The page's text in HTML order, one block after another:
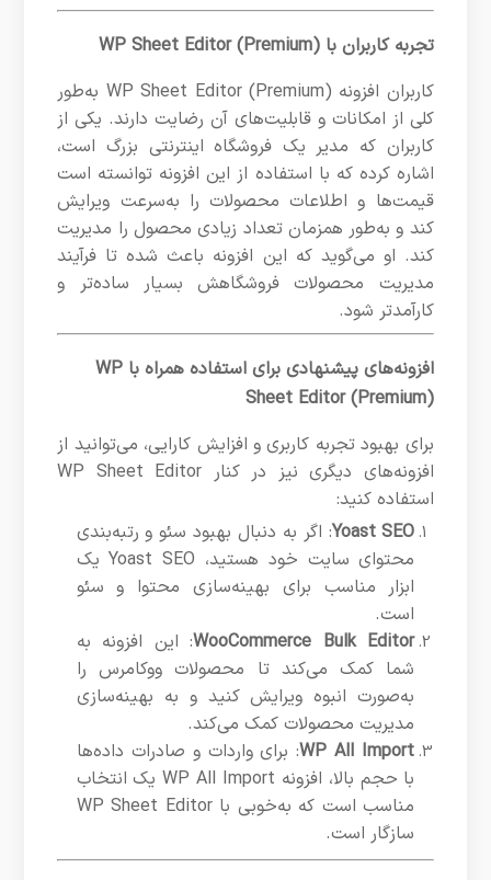
تجربه کاربران با WP Sheet Editor (Premium)
کاربران افزونه WP Sheet Editor (Premium) به‌طور
کلی از امکانات و قابلیت‌های آن رضایت دارند. یکی از
کاربران که مدیر یک فروشگاه اینترنتی بزرگ است،
اشاره کرده که با استفاده از این افزونه توانسته است
قیمت‌ها و اطلاعات محصولات را به‌سرعت ویرایش
کند و به‌طور همزمان تعداد زیادی محصول را مدیریت
کند. او می‌گوید که این افزونه باعث شده تا فرآیند
مدیریت محصولات فروشگاهش بسیار ساده‌تر و
کارآمدتر شود.
افزونه‌های پیشنهادی برای استفاده همراه با WP
Sheet Editor (Premium)
برای بهبود تجربه کاربری و افزایش کارایی، می‌توانید از
افزونه‌های دیگری نیز در کنار WP Sheet Editor
استفاده کنید:
Yoast SEO: اگر به دنبال بهبود سئو و رتبه‌بندی
محتوای سایت خود هستید، Yoast SEO یک
ابزار مناسب برای بهینه‌سازی محتوا و سئو
است.
WooCommerce Bulk Editor: این افزونه به
شما کمک می‌کند تا محصولات ووکامرس را
به‌صورت انبوه ویرایش کنید و به بهینه‌سازی
مدیریت محصولات کمک می‌کند.
WP All Import: برای واردات و صادرات داده‌ها
با حجم بالا، افزونه WP All Import یک انتخاب
مناسب است که به‌خوبی با WP Sheet Editor
سازگار است.